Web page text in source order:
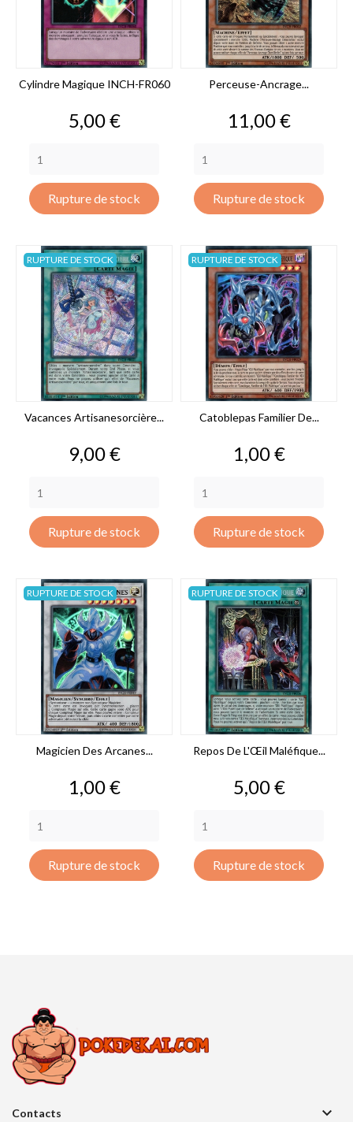
Cylindre Magique INCH-FR060
Prix
5,00 €
Rupture de stock
Perceuse-Ancrage...
Prix
11,00 €
Rupture de stock
Vacances Artisanesorcière...
Prix
9,00 €
Rupture de stock
RUPTURE DE STOCK
Catoblepas Familier De...
Prix
1,00 €
Rupture de stock
RUPTURE DE STOCK
Magicien Des Arcanes...
Prix
1,00 €
Rupture de stock
RUPTURE DE STOCK
Repos De L'Œil Maléfique...
Prix
5,00 €
Rupture de stock
RUPTURE DE STOCK
Contacts 